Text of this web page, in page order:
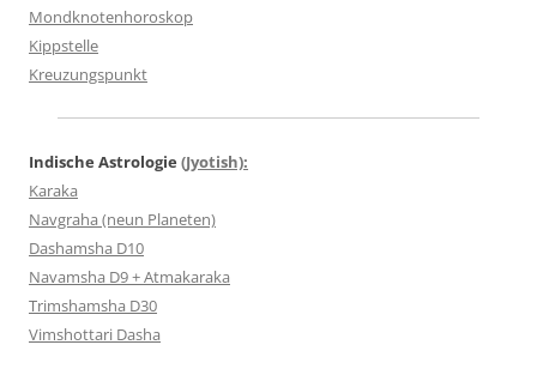
Mondknotenhoroskop
Kippstelle
Kreuzungspunkt
Indische Astrologie (Jyotish):
Karaka
Navgraha (neun Planeten)
Dashamsha D10
Navamsha D9 + Atmakaraka
Trimshamsha D30
Vimshottari Dasha